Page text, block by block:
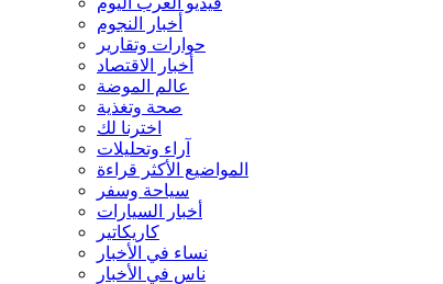
أخبار النجوم
حوارات وتقارير
أخبار الاقتصاد
عالم الموضة
صحة وتغذية
اخترنا لك
آراء وتحليلات
المواضيع الأكثر قراءة
سياحة وسفر
أخبار السيارات
كاريكاتير
نساء في الأخبار
ناس في الأخبار